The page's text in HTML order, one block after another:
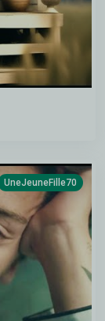
UneJeuneFille70